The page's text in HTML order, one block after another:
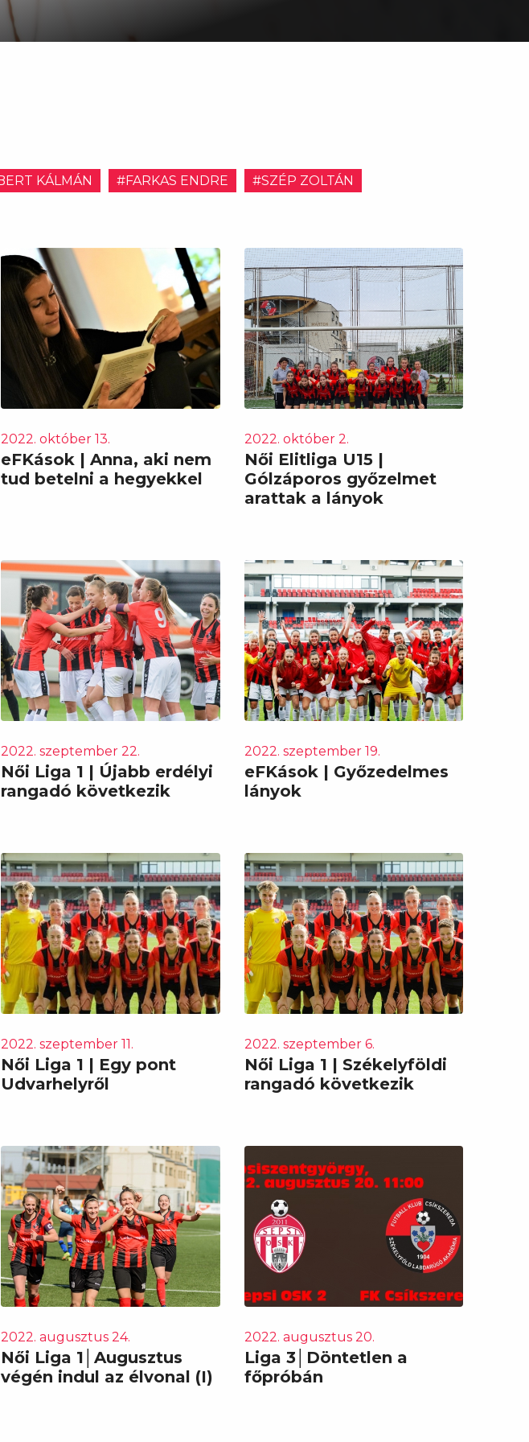
KÁLMÁN #FARKAS ENDRE #SZÉP ZOLTÁN
2022. október 13.
eFKások | Anna, aki nem
tud betelni a hegyekkel
2022. október 2.
Női Elitliga U15 |
Gólzáporos győzelmet
arattak a lányok
2022. szeptember 22.
Női Liga 1 | Újabb erdélyi
rangadó következik
2022. szeptember 19.
eFKások | Győzedelmes
lányok
2022. szeptember 11.
Női Liga 1 | Egy pont
Udvarhelyről
2022. szeptember 6.
Női Liga 1 | Székelyföldi
rangadó következik
2022. augusztus 24.
Női Liga 1│Augusztus
végén indul az élvonal (I)
2022. augusztus 20.
Liga 3│Döntetlen a
főpróbán